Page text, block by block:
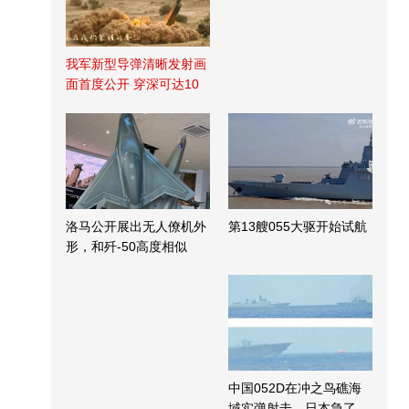
我军新型导弹清晰发射画
面首度公开 穿深可达10
洛马公开展出无人僚机外
形，和歼-50高度相似
第13艘055大驱开始试航
中国052D在冲之鸟礁海